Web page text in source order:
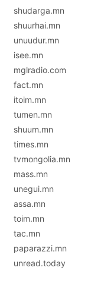
shudarga.mn
shuurhai.mn
unuudur.mn
isee.mn
mglradio.com
fact.mn
itoim.mn
tumen.mn
shuum.mn
times.mn
tvmongolia.mn
mass.mn
unegui.mn
assa.mn
toim.mn
tac.mn
paparazzi.mn
unread.today